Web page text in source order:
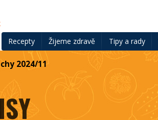
Recepty Žijeme zdravě Tipy a rady
2024/11